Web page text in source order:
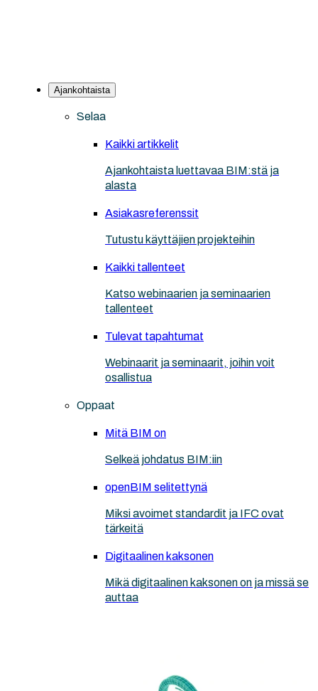
Ajankohtaista
Selaa
Kaikki artikkelit
Ajankohtaista luettavaa BIM:stä ja
alasta
Asiakasreferenssit
Tutustu käyttäjien projekteihin
Kaikki tallenteet
Katso webinaarien ja seminaarien
tallenteet
Tulevat tapahtumat
Webinaarit ja seminaarit, joihin voit
osallistua
Oppaat
Mitä BIM on
Selkeä johdatus BIM:iin
openBIM selitettynä
Miksi avoimet standardit ja IFC ovat
tärkeitä
Digitaalinen kaksonen
Mikä digitaalinen kaksonen on ja missä se
auttaa